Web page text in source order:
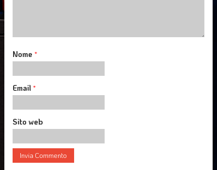
Nome*
Email*
Sito web